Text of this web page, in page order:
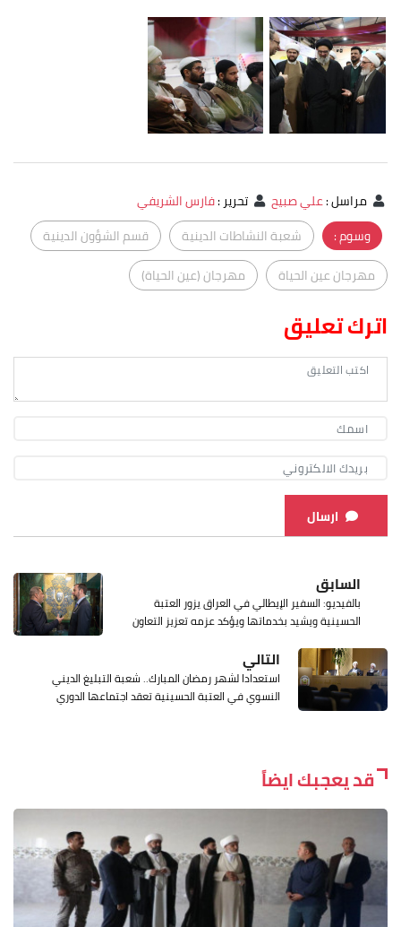
مراسل:علي صبيح تحرير:فارس الشريفي
وسوم :
شعبة النشاطات الدينية
قسم الشؤون الدينية
مهرجان عين الحياة
مهرجان (عين الحياة)
اترك تعليق
ارسال
السابق
بالفيديو: السفير الإيطالي في العراق يزور العتبة
الحسينية ويشيد بخدماتها ويؤكد عزمه تعزيز التعاون
التالي
استعدادا لشهر رمضان المبارك.. شعبة التبليغ الديني
النسوي في العتبة الحسينية تعقد اجتماعها الدوري
قد يعجبك ايضاً